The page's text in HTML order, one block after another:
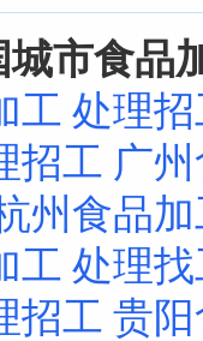
城市食品
工 处理
招工 广
州食品
工 处理
招工 贵